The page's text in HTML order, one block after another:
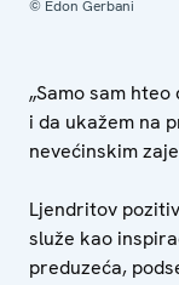
© Edon Gerbani
„Samo sam
i da ukažem na
nevećinskim
Ljendritov
služe kao
preduzeća,